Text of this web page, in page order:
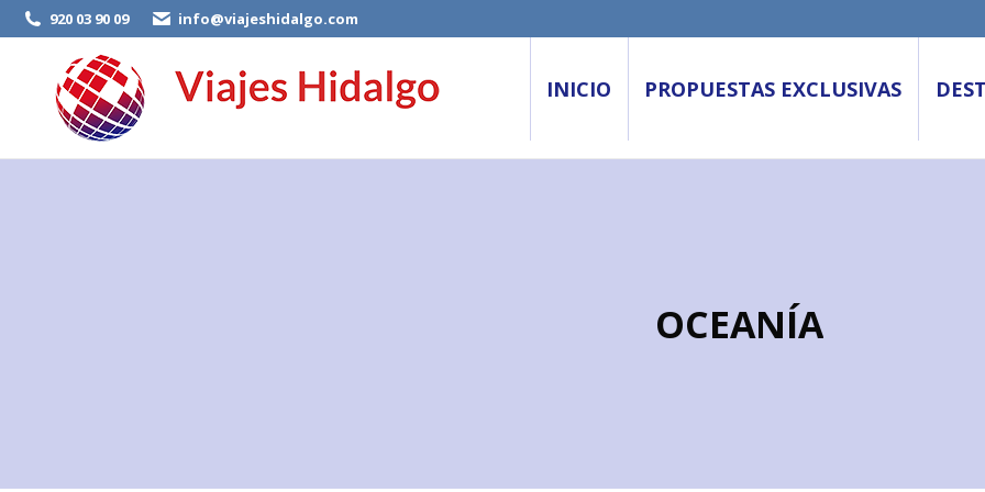
920 03 90 09 info@viajeshidalgo.com
INICIO PROPUESTAS EXCLUSIVAS
OCEANÍA